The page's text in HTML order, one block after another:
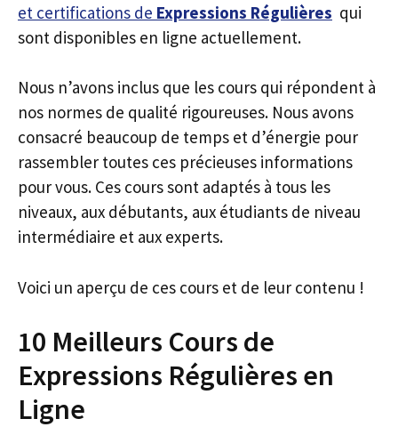
et certifications de Expressions Régulières qui
sont disponibles en ligne actuellement.
Nous n’avons inclus que les cours qui répondent à
nos normes de qualité rigoureuses. Nous avons
consacré beaucoup de temps et d’énergie pour
rassembler toutes ces précieuses informations
pour vous. Ces cours sont adaptés à tous les
niveaux, aux débutants, aux étudiants de niveau
intermédiaire et aux experts.
Voici un aperçu de ces cours et de leur contenu !
10 Meilleurs Cours de
Expressions Régulières en
Ligne